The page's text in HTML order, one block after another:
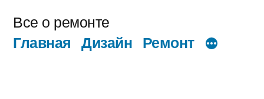
содержимому
Все о ремонте
Главная Дизайн Ремонт